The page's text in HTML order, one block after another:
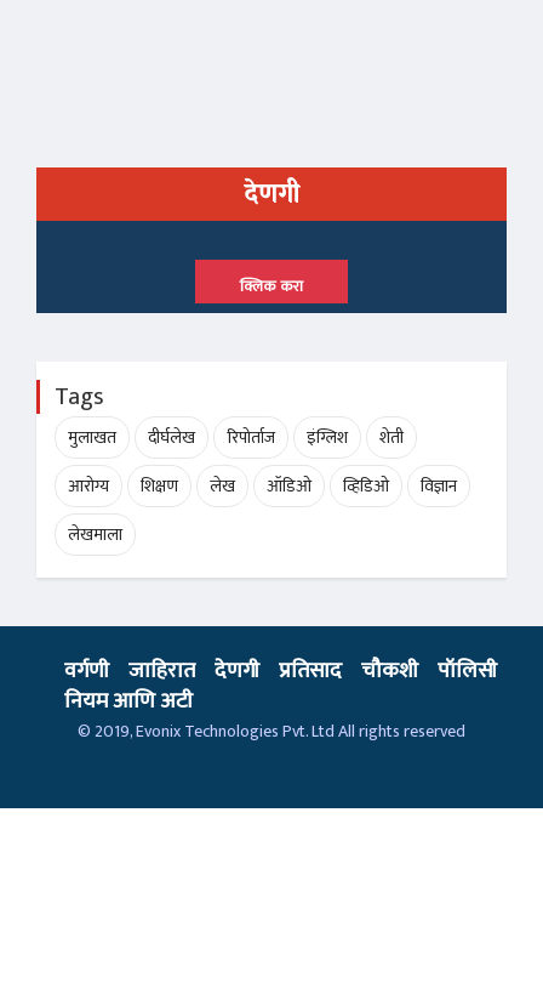
देणगी
क्लिक करा
Tags
मुलाखत दीर्घलेख रिपोर्ताज इंग्लिश
शेती
आरोग्य
शिक्षण लेख ऑडिओ व्हिडिओ
विज्ञान
लेखमाला
वर्गणी जाहिरात देणगी प्रतिसाद चौकशी पॉलिसी
नियम आणि अटी
© 2019,Evonix Technologies Pvt. LtdAll rights reserved